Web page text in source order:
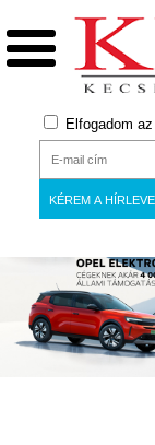
Elfogadom az